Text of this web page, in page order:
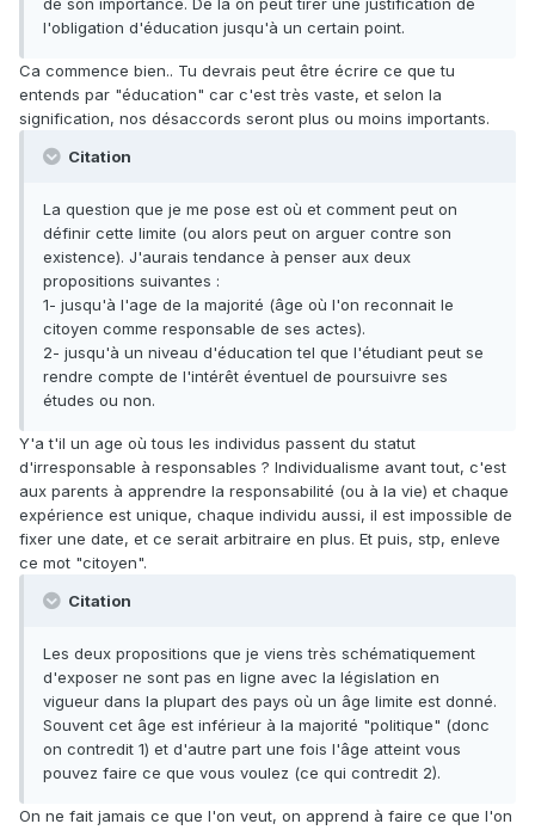
de son importance. De là on peut tirer une justification de
l'obligation d'éducation jusqu'à un certain point.
Ca commence bien.. Tu devrais peut être écrire ce que tu
entends par "éducation" car c'est très vaste, et selon la
signification, nos désaccords seront plus ou moins importants.
Citation
La question que je me pose est où et comment peut on
définir cette limite (ou alors peut on arguer contre son
existence). J'aurais tendance à penser aux deux
propositions suivantes :
1- jusqu'à l'age de la majorité (âge où l'on reconnait le
citoyen comme responsable de ses actes).
2- jusqu'à un niveau d'éducation tel que l'étudiant peut se
rendre compte de l'intérêt éventuel de poursuivre ses
études ou non.
Y'a t'il un age où tous les individus passent du statut
d'irresponsable à responsables ? Individualisme avant tout, c'est
aux parents à apprendre la responsabilité (ou à la vie) et chaque
expérience est unique, chaque individu aussi, il est impossible de
fixer une date, et ce serait arbitraire en plus. Et puis, stp, enleve
ce mot "citoyen".
Citation
Les deux propositions que je viens très schématiquement
d'exposer ne sont pas en ligne avec la législation en
vigueur dans la plupart des pays où un âge limite est donné.
Souvent cet âge est inférieur à la majorité "politique" (donc
on contredit 1) et d'autre part une fois l'âge atteint vous
pouvez faire ce que vous voulez (ce qui contredit 2).
On ne fait jamais ce que l'on veut, on apprend à faire ce que l'on